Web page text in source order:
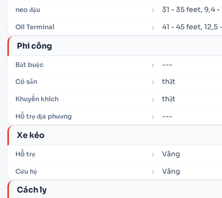
neo đậu : 31 - 35 feet, 9,4 -
Oil Terminal : 41 - 45 feet, 12,5
Phi công
Bắt buộc : ---
Có sẵn : thật
Khuyến khích : thật
Hỗ trợ địa phương : ---
Xe kéo
Hỗ trợ : Vâng
Cứu hộ : Vâng
Cách ly